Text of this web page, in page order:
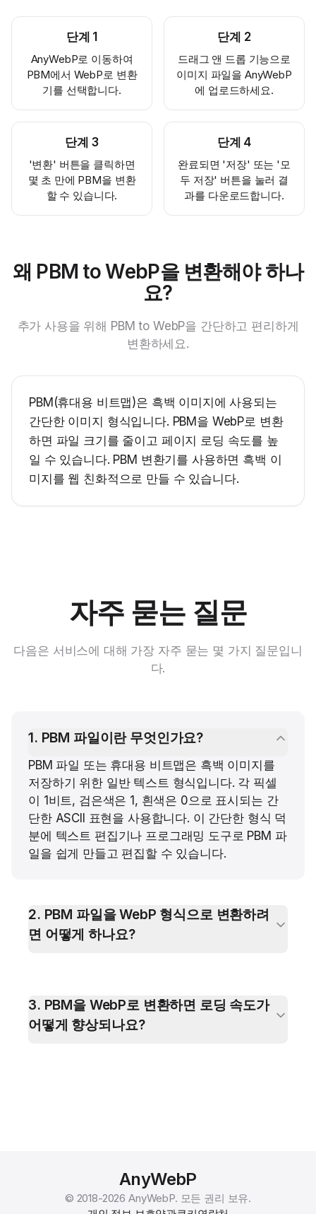
단계 1
AnyWebP로 이동하여
PBM에서 WebP로 변환
기를 선택합니다.
단계 2
드래그 앤 드롭 기능으로
이미지 파일을 AnyWebP
에 업로드하세요.
단계 3
'변환' 버튼을 클릭하면
몇 초 만에 PBM을 변환
할 수 있습니다.
단계 4
완료되면 '저장' 또는 '모
두 저장' 버튼을 눌러 결
과를 다운로드합니다.
왜 PBM to WebP을 변환해야 하나
요?
추가 사용을 위해 PBM to WebP을 간단하고 편리하게
변환하세요.
PBM(휴대용 비트맵)은 흑백 이미지에 사용되는
간단한 이미지 형식입니다. PBM을 WebP로 변환
하면 파일 크기를 줄이고 페이지 로딩 속도를 높
일 수 있습니다. PBM 변환기를 사용하면 흑백 이
미지를 웹 친화적으로 만들 수 있습니다.
자주 묻는 질문
다음은 서비스에 대해 가장 자주 묻는 몇 가지 질문입니
다.
1. PBM 파일이란 무엇인가요?
PBM 파일 또는 휴대용 비트맵은 흑백 이미지를
저장하기 위한 일반 텍스트 형식입니다. 각 픽셀
이 1비트, 검은색은 1, 흰색은 0으로 표시되는 간
단한 ASCII 표현을 사용합니다. 이 간단한 형식 덕
분에 텍스트 편집기나 프로그래밍 도구로 PBM 파
일을 쉽게 만들고 편집할 수 있습니다.
2. PBM 파일을 WebP 형식으로 변환하려
면 어떻게 하나요?
3. PBM을 WebP로 변환하면 로딩 속도가
어떻게 향상되나요?
AnyWebP
© 2018-2026 AnyWebP. 모든 권리 보유.